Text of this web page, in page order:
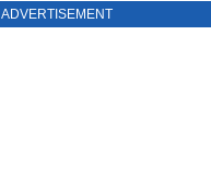
ADVERTISEMENT